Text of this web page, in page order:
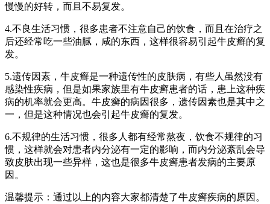
慢慢的好转，而且不易复发。
4.不良生活习惯，很多患者不注意自己的饮食，而且在治疗之
后还经常吃一些油腻，咸的东西，这样很容易引起牛皮癣的复
发。
5.遗传因素，牛皮癣是一种遗传性的皮肤病，有些人虽然没有
感染性疾病，但是如果家族里有牛皮癣患者的话，患上这种疾
病的机率就会更高。牛皮癣的病因很多，遗传因素也是其中之
一，但是这种情况也会引起牛皮癣的复发。
6.不规律的生活习惯，很多人都有经常熬夜，饮食不规律的习
惯，这样就会对患者内分泌有一定的影响，而内分泌紊乱会导
致皮肤出现一些异样，这也是很多牛皮癣患者发病的主要原
因。
温馨提示：通过以上的内容大家都清楚了牛皮癣疾病的原因。